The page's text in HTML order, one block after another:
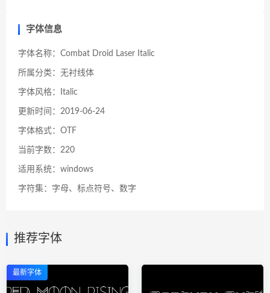
字体信息
字体名称：Combat Droid Laser Italic
所属分类：无衬线体
字体风格：Italic
更新时间：2019-06-24
字体格式：OTF
当前字数：220
适用系统：windows
字符集：字母、标点符号、数字
推荐字体
最新字体